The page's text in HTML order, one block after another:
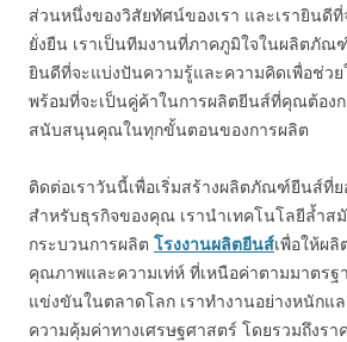
ส่วนหนึ่งของวิสัยทัศน์ของเรา และเรายินดี
ยั่งยืน เราเป็นทีมงานที่ภาคภูมิใจในผลิตภัณ
ยินดีที่จะแบ่งปันความรู้และความคิดเพื่อช่ว
พร้อมที่จะเป็นคู่ค้าในการผลิตยีนส์ที่คุณต้อง
สนับสนุนคุณในทุกขั้นตอนของการผลิต
ติดต่อเราวันนี้เพื่อเริ่มสร้างผลิตภัณฑ์ยีนส์ที่ย
สำหรับธุรกิจของคุณ เรานำเทคโนโลยีล้ำส
กระบวนการผลิต โรงงานผลิตยีนส์เพื่อให้ผ
คุณภาพและความเท่ห์ ที่เหนือค่าตามมาตรฐ
แข่งขันในตลาดโลก เราทำงานอย่างหนักแ
ความคุ้มค่าทางเศรษฐศาสตร์ โดยรวมถึงร